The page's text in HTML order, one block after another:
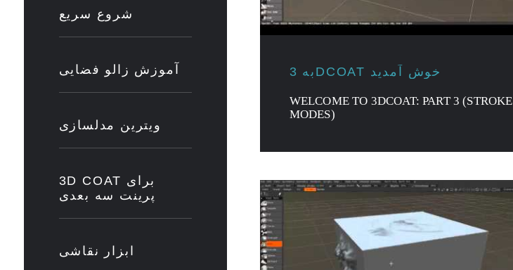
شروع سریع
آموزش زالو فضایی
ویترین مدلسازی
3D COAT برای
پرینت سه بعدی
ابزار نقاشی
به 3DCOAT خوش آمدید
WELCOME TO 3DCOAT: PART 3 (STROKE
MODES)